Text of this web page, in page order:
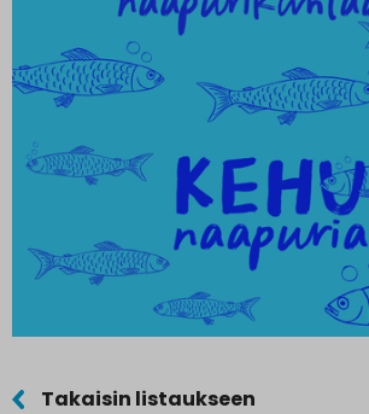
Takaisin listaukseen